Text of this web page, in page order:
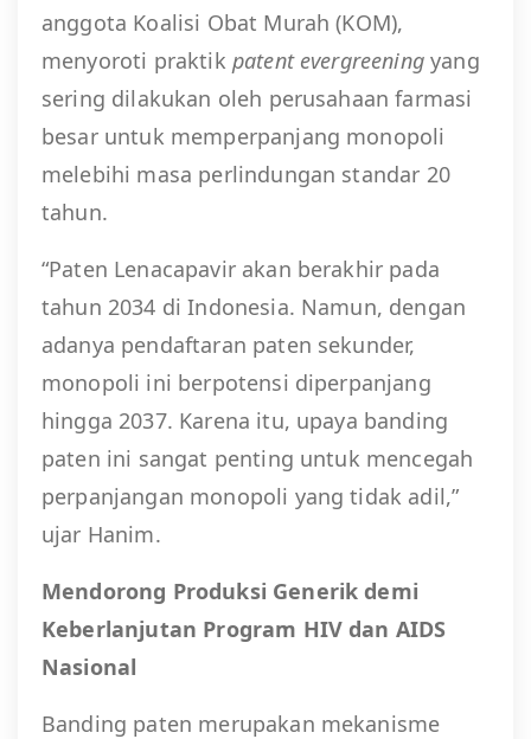
anggota Koalisi Obat Murah (KOM),
menyoroti praktik patent evergreeningyang
sering dilakukan oleh perusahaan farmasi
besar untuk memperpanjang monopoli
melebihi masa perlindungan standar 20
tahun.
“Paten Lenacapavir akan berakhir pada
tahun 2034 di Indonesia. Namun, dengan
adanya pendaftaran paten sekunder,
monopoli ini berpotensi diperpanjang
hingga 2037. Karena itu, upaya banding
paten ini sangat penting untuk mencegah
perpanjangan monopoli yang tidak adil,”
ujar Hanim.
Mendorong Produksi Generik demi
Keberlanjutan Program HIV dan AIDS
Nasional
Banding paten merupakan mekanisme